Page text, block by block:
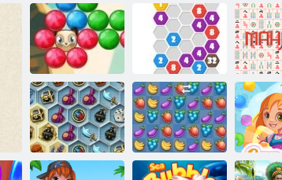
Mullilaskuri
saaga 2
2020 Ühendage
Parim